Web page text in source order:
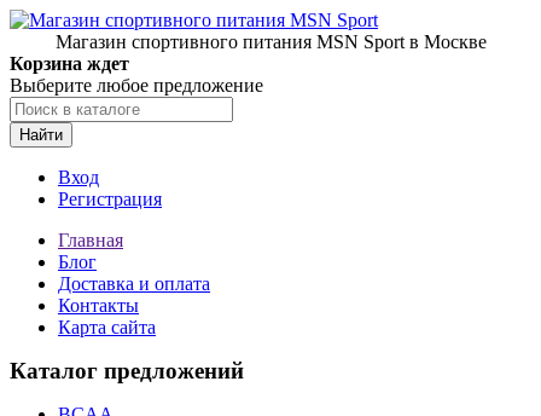
Магазин спортивного питания MSN Sport в Москве
Корзина ждет
Выберите любое предложение
Найти
Вход
Регистрация
Главная
Блог
Доставка и оплата
Контакты
Карта сайта
Каталог предложений